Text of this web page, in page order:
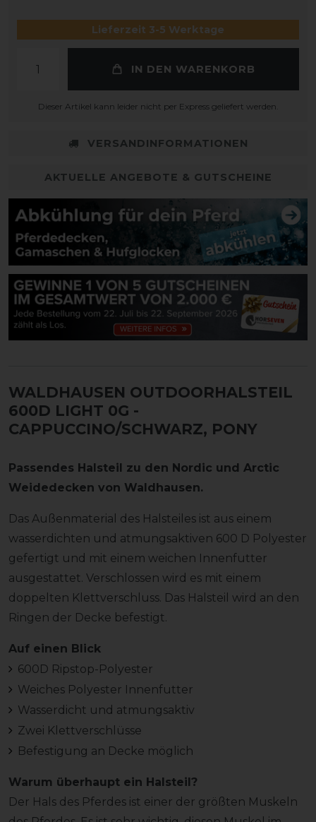
Lieferzeit 3-5 Werktage
IN DEN WARENKORB
Dieser Artikel kann leider nicht per Express geliefert werden.
VERSANDINFORMATIONEN
AKTUELLE ANGEBOTE & GUTSCHEINE
WALDHAUSEN OUTDOORHALSTEIL
600D LIGHT 0G -
CAPPUCCINO/SCHWARZ, PONY
Passendes Halsteil zu den Nordic und Arctic
Weidedecken von Waldhausen.
Das Außenmaterial des Halsteiles ist aus einem
wasserdichten und atmungsaktiven 600 D Polyester
gefertigt und mit einem weichen Innenfutter
ausgestattet. Verschlossen wird es mit einem
doppelten Klettverschluss. Das Halsteil wird an den
Ringen der Decke befestigt.
Auf einen Blick
600D Ripstop-Polyester
Weiches Polyester Innenfutter
Wasserdicht und atmungsaktiv
Zwei Klettverschlüsse
Befestigung an Decke möglich
Warum überhaupt ein Halsteil?
Der Hals des Pferdes ist einer der größten Muskeln